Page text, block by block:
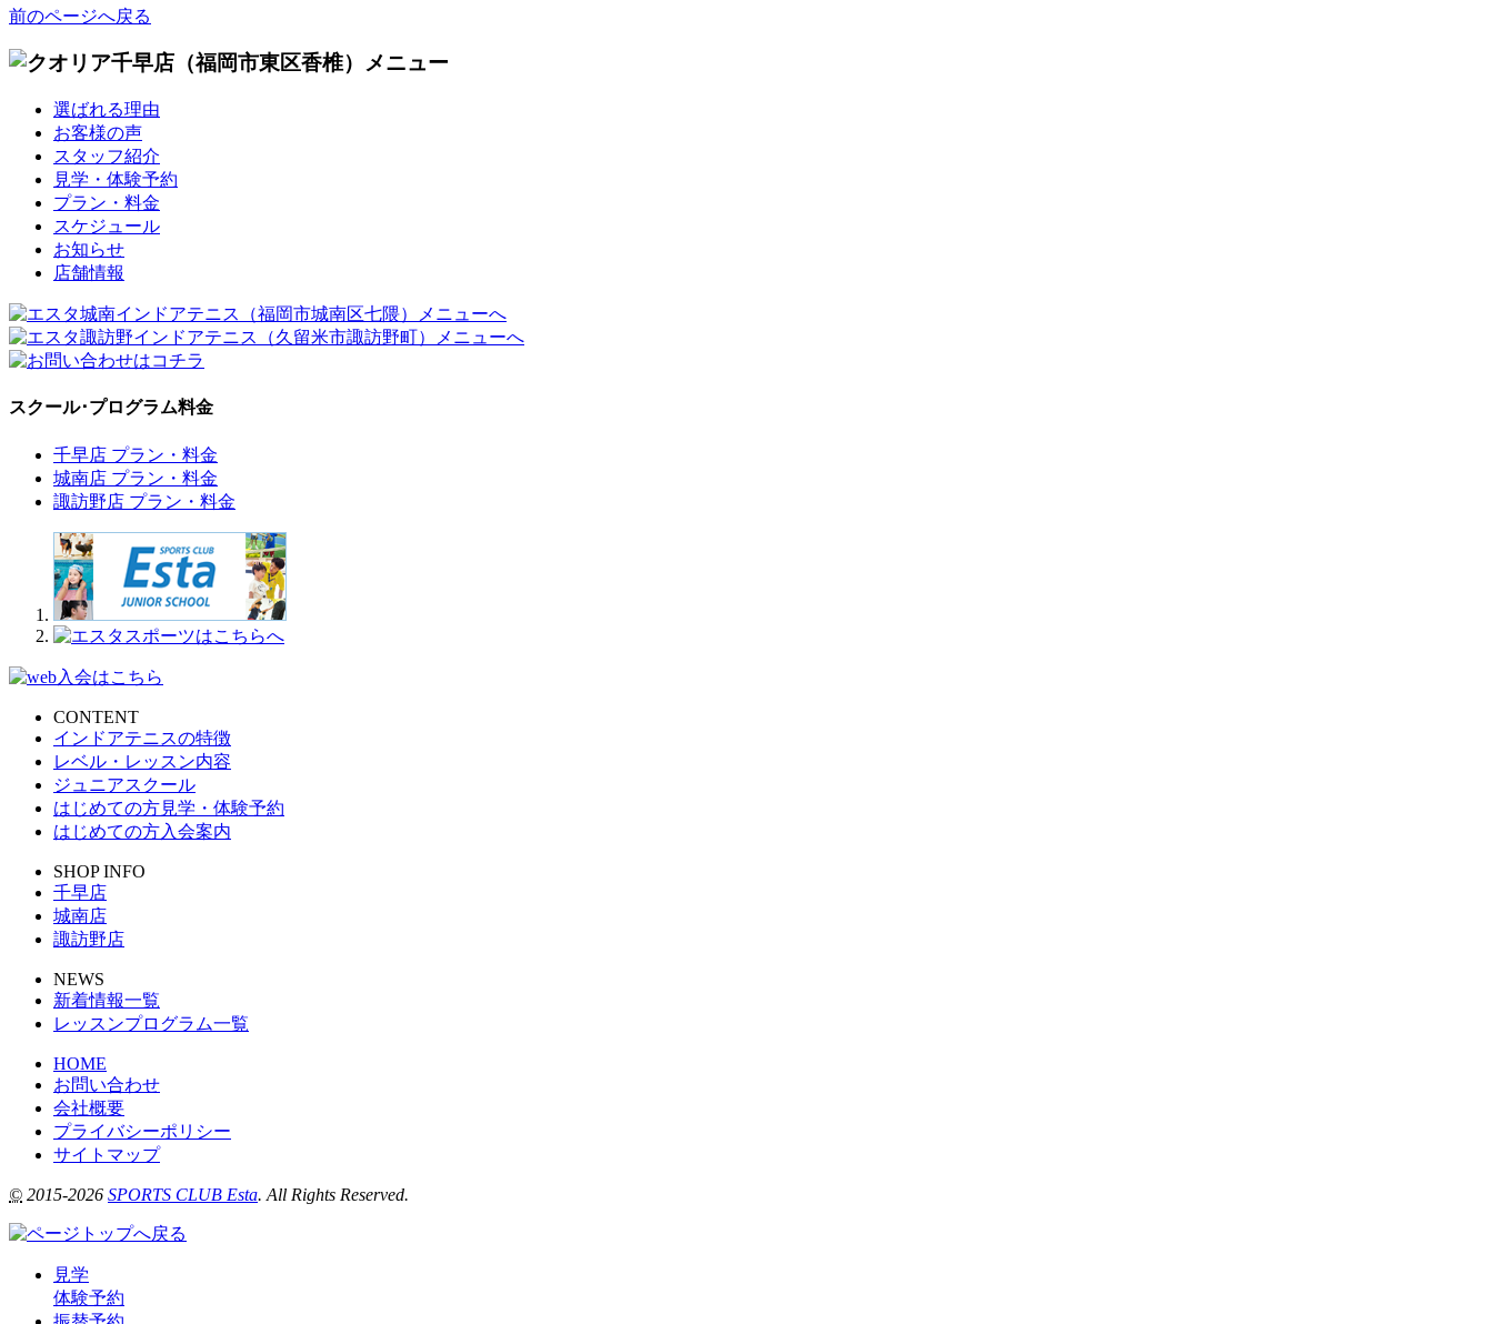
前のページへ戻る
選ばれる理由
お客様の声
スタッフ紹介
見学・体験予約
プラン・料金
スケジュール
お知らせ
店舗情報
スクール･プログラム料金
千早店 プラン・料金
城南店 プラン・料金
諏訪野店 プラン・料金
CONTENT
インドアテニスの特徴
レベル・レッスン内容
ジュニアスクール
はじめての方見学・体験予約
はじめての方入会案内
SHOP INFO
千早店
城南店
諏訪野店
NEWS
新着情報一覧
レッスンプログラム一覧
HOME
お問い合わせ
会社概要
プライバシーポリシー
サイトマップ
© 2015-2026 SPORTS CLUB Esta. All Rights Reserved.
見学
体験予約